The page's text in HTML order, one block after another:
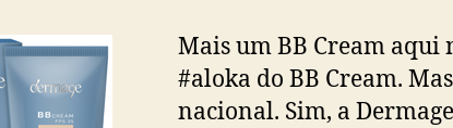
Mais um BB Cream aqui
#aloka do BB Cream.
nacional. Sim, a